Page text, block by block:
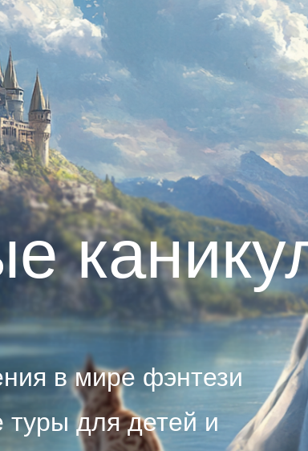
в мире фэнтези
для детей и